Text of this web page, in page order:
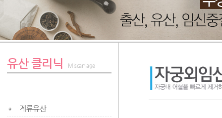
유산 클리닉 Miscarriage
계류유산